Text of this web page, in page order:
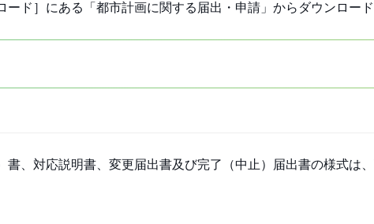
ード］にある「都市計画に関する届出・申請」からダウンロード
、対応説明書、変更届出書及び完了（中止）届出書の様式は